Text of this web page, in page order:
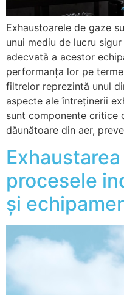
Exhaustoarele de gaze
unui mediu de lucru
adecvată a acestor
performanța lor pe
filtrelor reprezintă unul
aspecte ale întreținerii
sunt componente critice
dăunătoare din aer,
procesele
și